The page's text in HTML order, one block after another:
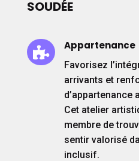
SOUDÉE
 Appartenance
Favorisez
arrivants et
d’appartenance
Cet atelier
membre de
sentir valorisé
inclusif.